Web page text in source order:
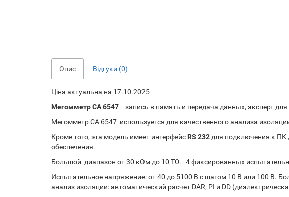
Опис Відгуки (0)
Ціна актуальна на 17.10.2025
Мегомметр CA 6547- запись в память и передача данных, эксперт
Мегомметр CA 6547 используется для качественного анализа
Кроме того, эта модель имеет интерфейс RS 232 для подключения к ПК
обеспечения.
Большой диапазон от 30 кОм до 10 TΩ. 4 фиксированных
Испытательное напряжение: от 40 до 5100 В с шагом 10 В или 100 В.
анализ изоляции: автоматический расчет DAR, PI и DD